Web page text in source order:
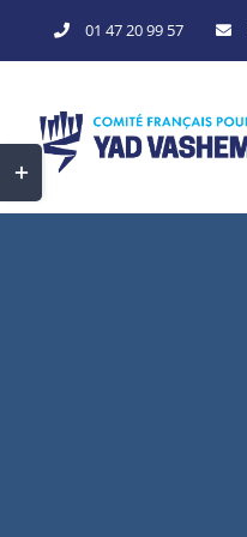
to
01 47 20 99 57
Toggle
Sliding